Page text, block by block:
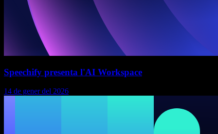
Speechify presenta l'AI Workspace
14 de gener del 2026